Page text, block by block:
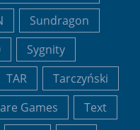
Sundragon
Sygnity
TAR
Tarczyński
Games
Text